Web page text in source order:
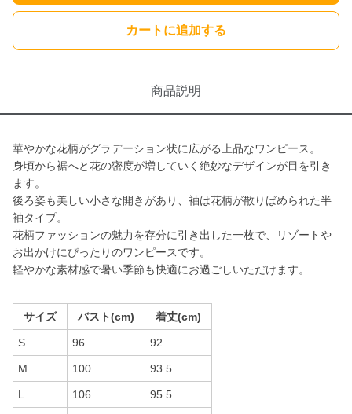
カートに追加する
商品説明
華やかな花柄がグラデーション状に広がる上品なワンピース。
身頃から裾へと花の密度が増していく絶妙なデザインが目を引き
ます。
後ろ姿も美しい小さな開きがあり、袖は花柄が散りばめられた半
袖タイプ。
花柄ファッションの魅力を存分に引き出した一枚で、リゾートや
お出かけにぴったりのワンピースです。
軽やかな素材感で暑い季節も快適にお過ごしいただけます。
サイズ バスト(cm) 着丈(cm)
S 96 92
M 100 93.5
L 106 95.5